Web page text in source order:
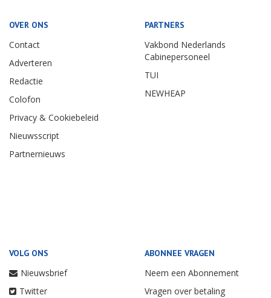
OVER ONS
Contact
Adverteren
Redactie
Colofon
Privacy & Cookiebeleid
Nieuwsscript
Partnernieuws
PARTNERS
Vakbond Nederlands
Cabinepersoneel
TUI
NEWHEAP
VOLG ONS
Nieuwsbrief
Twitter
ABONNEE VRAGEN
Neem een Abonnement
Vragen over betaling